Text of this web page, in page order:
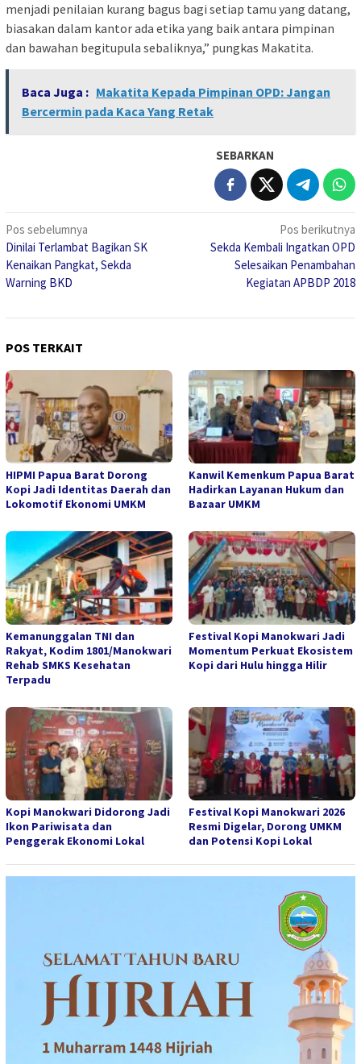
menjadi penilaian kurang bagus bagi setiap tamu yang datang,
biasakan dalam kantor ada etika yang baik antara pimpinan
dan bawahan begitupula sebaliknya,” pungkas Makatita.
Baca Juga : Makatita Kepada Pimpinan OPD: Jangan
Bercermin pada Kaca Yang Retak
SEBARKAN
Navigasi
pos
Pos sebelumnya
Dinilai Terlambat Bagikan SK
Kenaikan Pangkat, Sekda
Warning BKD
Pos berikutnya
Sekda Kembali Ingatkan OPD
Selesaikan Penambahan
Kegiatan APBDP 2018
POS TERKAIT
HIPMI Papua Barat Dorong
Kopi Jadi Identitas Daerah dan
Lokomotif Ekonomi UMKM
Kanwil Kemenkum Papua Barat
Hadirkan Layanan Hukum dan
Bazaar UMKM
Kemanunggalan TNI dan
Rakyat, Kodim 1801/Manokwari
Rehab SMKS Kesehatan
Terpadu
Festival Kopi Manokwari Jadi
Momentum Perkuat Ekosistem
Kopi dari Hulu hingga Hilir
Kopi Manokwari Didorong Jadi
Ikon Pariwisata dan
Penggerak Ekonomi Lokal
Festival Kopi Manokwari 2026
Resmi Digelar, Dorong UMKM
dan Potensi Kopi Lokal